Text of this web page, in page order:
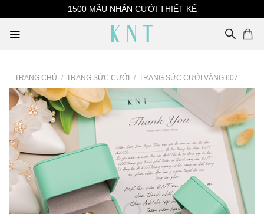
content
1500 MẪU NHẪN CƯỚI THIẾT KẾ
TRANG CHỦ / TRANG SỨC CƯỚI / TRANG SỨC CƯỚI VÀNG 607